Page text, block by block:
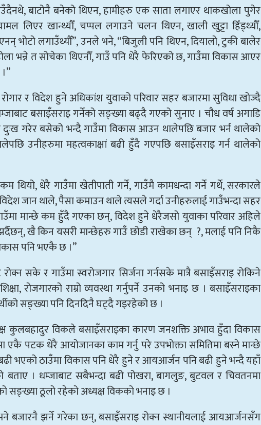
बाटोनै बनेको थिएन, हामीहरु एक साता लगाएर थाकखोला पुगेर
लिएर खान्थ्यौँ, चप्पल लगाउने चलन थिएन, खाली खुट्टा हिँड्थ्यौँ,
लगाउँथ्यौँ”, उनले भने, “बिजुली पनि थिएन, दियालो, टुकी बालेर
भन्ने त सोचेका थिएनौँ, गाउँ पनि धेरै फेरिएको छ, गाउँमा विकास आएर
रोगार र विदेश हुने अधिकांश युवाको परिवार सहर बजारमा सुविधा खोज्दै
बसाइँसराइ गर्नेको सङ्ख्या बढ्दै गएको सुनाए । चौध वर्ष अगाडि
गरेर बसेको भन्दै गाउँमा विकास आउन थालेपछि बजार भर्न थालेको
उनीहरुमा महत्वकाक्षां बढी हुँदै गएपछि बसाइँसराइ गर्न थालेको
धेरै गाउँमा खेतीपाती गर्ने, गाउँमै कामधन्दा गर्ने गर्थे, सरकारले
जान थाले, पैसा कमाउन थाले त्यसले गर्दा उनीहरुलाई गाउँभन्दा सहर
मान्छे कम हुँदै गएका छन्, विदेश हुने धेरैजसो युवाका परिवार अहिले
खै किन यसरी मान्छेहरु गाउँ छोडी राखेका छन् ?, मलाई पनि निकै
पनि भएकै छ ।”
सके र गाउँमा स्वरोजगार सिर्जना गर्नसके मात्रै बसाइँसराइ रोकिने
रोजगारको राम्रो व्यवस्था गर्नुपर्ने उनको भनाइ छ । बसाइँसराइका
सङ्ख्या पनि दिनदिनै घट्दै गइरहेको छ ।
कुलबहादुर विकले बसाइँसराइका कारण जनशक्ति अभाव हुँदा विकास
एकै पटक धेरै आयोजानका काम गर्नु परे उपभोक्ता समितिमा बस्ने मान्छे
भएको ठाउँमा विकास पनि धेरै हुने र आयआर्जन पनि बढी हुने भन्दै यहाँ
। धम्जाबाट सबैभन्दा बढी पोखरा, बागलुङ, बुटवल र चिवतनमा
सङ्ख्या ठूलो रहेको अध्यक्ष विकको भनाइ छ ।
बजारनै झर्ने गरेका छन्, बसाइँसराइ रोक्न स्थानीयलाई आयआर्जनसँग